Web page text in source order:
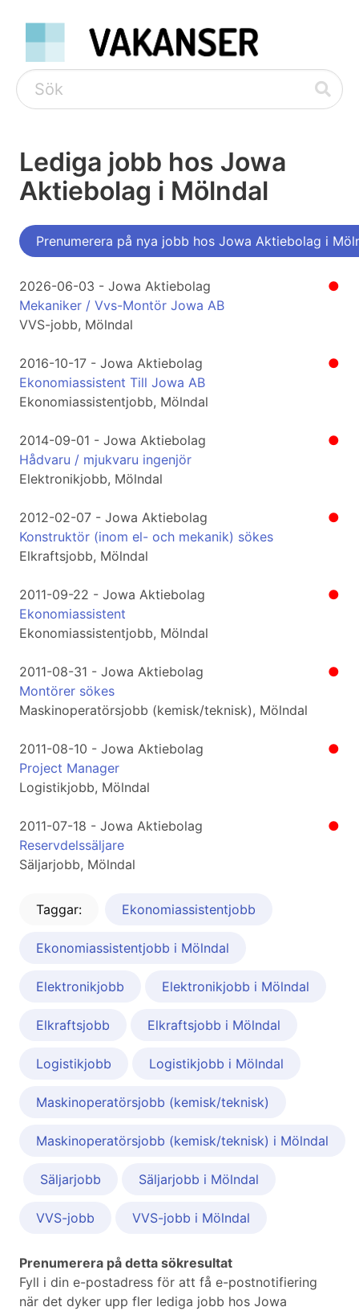
Lediga jobb hos Jowa
Aktiebolag i Mölndal
Prenumerera på nya jobb hos Jowa Aktiebolag i
●
2026-06-03 - Jowa Aktiebolag
Mekaniker / Vvs-Montör Jowa AB
VVS-jobb, Mölndal
●
2016-10-17 - Jowa Aktiebolag
Ekonomiassistent Till Jowa AB
Ekonomiassistentjobb, Mölndal
●
2014-09-01 - Jowa Aktiebolag
Hådvaru / mjukvaru ingenjör
Elektronikjobb, Mölndal
●
2012-02-07 - Jowa Aktiebolag
Konstruktör (inom el- och mekanik) sökes
Elkraftsjobb, Mölndal
●
2011-09-22 - Jowa Aktiebolag
Ekonomiassistent
Ekonomiassistentjobb, Mölndal
●
2011-08-31 - Jowa Aktiebolag
Montörer sökes
Maskinoperatörsjobb (kemisk/teknisk), Mölndal
●
2011-08-10 - Jowa Aktiebolag
Project Manager
Logistikjobb, Mölndal
●
2011-07-18 - Jowa Aktiebolag
Reservdelssäljare
Säljarjobb, Mölndal
Taggar: Ekonomiassistentjobb
Ekonomiassistentjobb i Mölndal
Elektronikjobb Elektronikjobb i Mölndal
Elkraftsjobb Elkraftsjobb i Mölndal
Logistikjobb Logistikjobb i Mölndal
Maskinoperatörsjobb (kemisk/teknisk)
Maskinoperatörsjobb (kemisk/teknisk) i Mölndal
Säljarjobb Säljarjobb i Mölndal
VVS-jobb VVS-jobb i Mölndal
Prenumerera på detta sökresultat
Fyll i din e-postadress för att få e-postnotifiering
när det dyker upp fler lediga jobb hos Jowa